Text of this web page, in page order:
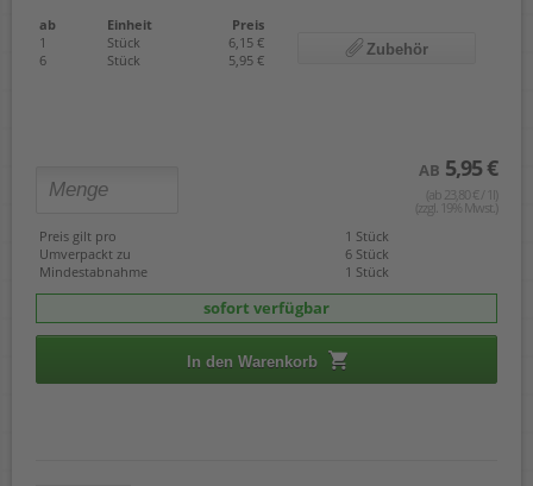
ab Einheit
Preis
1
Stück
6,15 €
6
Stück 5,95 €
Zubehör
AB 5,95 €
(ab 23,80 € / 1l)
(zzgl. 19% Mwst.)
Preis gilt pro
1 Stück
Umverpackt zu
6 Stück
Mindestabnahme
1 Stück
sofort verfügbar
In den Warenkorb